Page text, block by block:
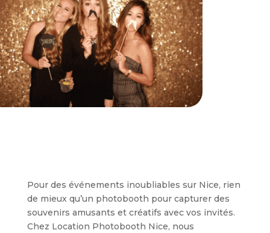
Pour des événements inoubliables sur Nice, rien
de mieux qu’un photobooth pour capturer des
souvenirs amusants et créatifs avec vos invités.
Chez Location Photobooth Nice, nous